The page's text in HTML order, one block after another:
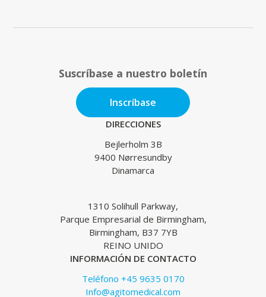
Suscríbase a nuestro boletín
Inscríbase
DIRECCIONES
Bejlerholm 3B
9400 Nørresundby
Dinamarca
1310 Solihull Parkway,
Parque Empresarial de Birmingham,
Birmingham, B37 7YB
REINO UNIDO
INFORMACIÓN DE CONTACTO
Teléfono +45 9635 0170
Info@agitomedical.com